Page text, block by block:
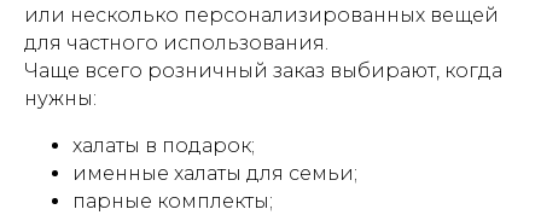
или несколько персонализированных вещей
для частного использования.
Чаще всего розничный заказ выбирают, когда
нужны:
халаты в подарок;
именные халаты для семьи;
парные комплекты;